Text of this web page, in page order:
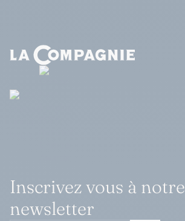
Inscrivez vous à notre
newsletter